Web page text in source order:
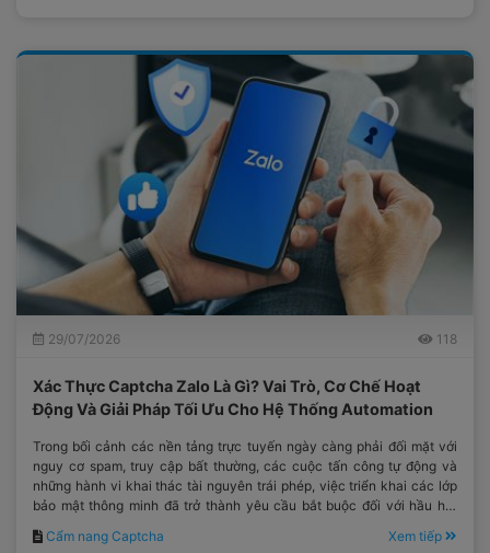
29/07/2026 118
Xác Thực Captcha Zalo Là Gì? Vai Trò, Cơ Chế Hoạt
Động Và Giải Pháp Tối Ưu Cho Hệ Thống Automation
Trong bối cảnh các nền tảng trực tuyến ngày càng phải đối mặt với
nguy cơ spam, truy cập bất thường, các cuộc tấn công tự động và
những hành vi khai thác tài nguyên trái phép, việc triển khai các lớp
bảo mật thông minh đã trở thành yêu cầu bắt buộc đối với hầu hết
Cẩm nang Captcha Xem tiếp